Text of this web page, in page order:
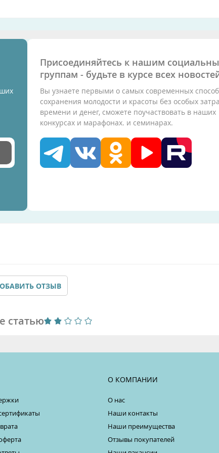
Присоединяйтесь к нашим
группам - будьте в курсе всех
Вы узнаете первыми о самых современных
сохранения молодости и красоты без особых
времени и денег, сможете поучаствовать в наших
конкурсах и марафонах. и семинарах.
ОТЗЫВ
статью
О КОМПАНИИ
О нас
Наши контакты
Наши преимущества
Отзывы покупателей